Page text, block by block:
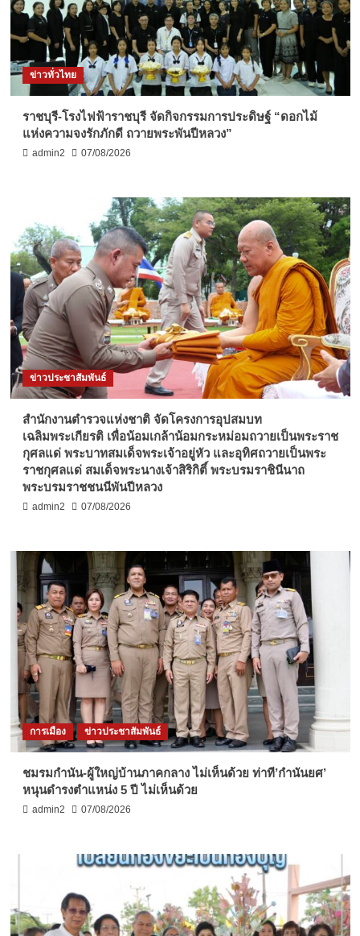
ข่าวทั่วไทย
ราชบุรี-โรงไฟฟ้าราชบุรี จัดกิจกรรมการประดิษฐ์ “ดอกไม้
แห่งความจงรักภักดี ถวายพระพันปีหลวง”
admin2 07/08/2026
ข่าวประชาสัมพันธ์
สำนักงานตำรวจแห่งชาติ จัดโครงการอุปสมบท
เฉลิมพระเกียรติ เพื่อน้อมเกล้าน้อมกระหม่อมถวายเป็นพระราช
กุศลแด่ พระบาทสมเด็จพระเจ้าอยู่หัว และอุทิศถวายเป็นพระ
ราชกุศลแด่ สมเด็จพระนางเจ้าสิริกิติ์ พระบรมราชินีนาถ
พระบรมราชชนนีพันปีหลวง
admin2 07/08/2026
การเมือง ข่าวประชาสัมพันธ์
ชมรมกำนัน-ผู้ใหญ่บ้านภาคกลาง ไม่เห็นด้วย ท่าที’กำนันยศ’
หนุนดำรงตำแหน่ง 5 ปี ไม่เห็นด้วย
admin2 07/08/2026